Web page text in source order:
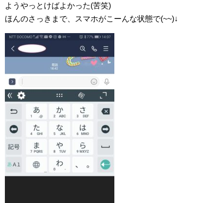
ようやっとけばよかった(苦笑)
ほんのさっきまで、スマホがこーんな状態で(~~)↓